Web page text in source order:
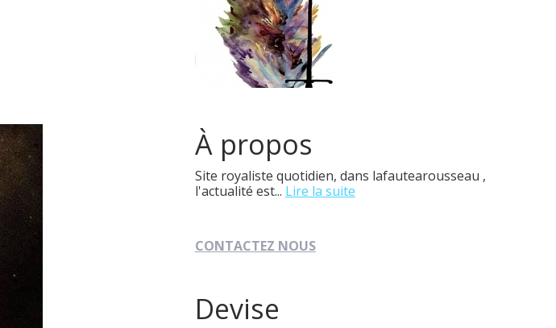
À propos
Site royaliste quotidien, dans lafautearousseau ,
l'actualité est... Lire la suite
CONTACTEZ NOUS
Devise